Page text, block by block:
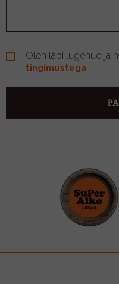
Olen läbi lugenud ja
tingimustega